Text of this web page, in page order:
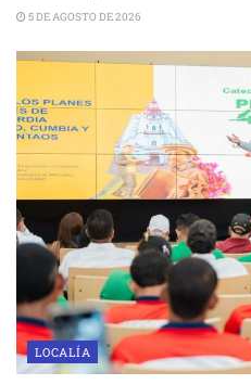
5 DE AGOSTO DE 2026
LOCALÍA